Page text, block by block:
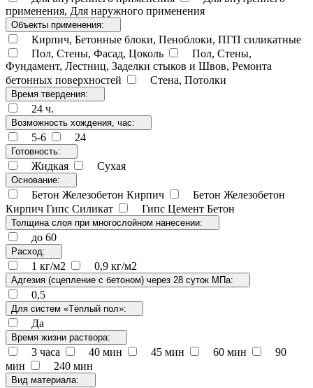
применения, Для наружного применения
Объекты применения:
Кирпич, Бетонные блоки, Пеноблоки, ПГП силикатные
Пол, Стены, Фасад, Цоколь
Пол, Стены,
Фундамент, Лестниц, Заделки стыков и Швов, Ремонта
бетонных поверхностей
Стена, Потолки
Время твердения:
24 ч.
Возможность хождения, час:
5-6 24
Готовность:
Жидкая Сухая
Основание:
Бетон Железобетон Кирпич
Бетон Железобетон
Кирпич Гипс Силикат
Гипс Цемент Бетон
Толщина слоя при многослойном нанесении:
до 60
Расход:
1 кг/м2 0,9 кг/м2
Адгезия (сцепление с бетоном) через 28 суток МПа:
0,5
Для систем «Тёплый пол»:
Да
Время жизни раствора:
3 часа 40 мин 45 мин 60 мин
90
мин
240 мин
Вид материала: